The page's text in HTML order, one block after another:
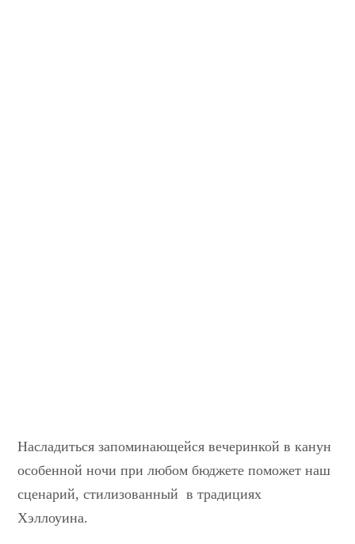
Насладиться запоминающейся вечеринкой в канун
особенной ночи при любом бюджете поможет наш
сценарий, стилизованный в традициях
Хэллоуина.